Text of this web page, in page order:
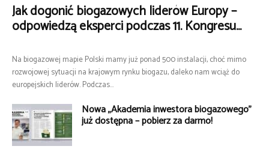
Jak dogonić biogazowych liderów Europy –
odpowiedzą eksperci podczas 11. Kongresu...
Na biogazowej mapie Polski mamy już ponad 500 instalacji, choć mimo
rozwojowej sytuacji na krajowym rynku biogazu, daleko nam wciąż do
europejskich liderów. Podczas...
Nowa „Akademia inwestora biogazowego”
już dostępna – pobierz za darmo!